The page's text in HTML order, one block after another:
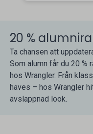
20 %
Ta chansen att
Som alumn får du 20 %
hos Wrangler. Från
haves – hos Wrangler
avslappnad look.